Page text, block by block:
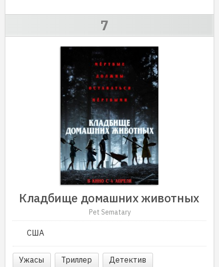
Кладбище домашних животных
Pet Sematary
США
Ужасы Триллер Детектив